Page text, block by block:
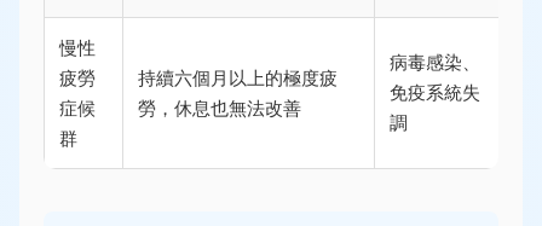
慢性
疲勞
症候
群
持續六個月以上的極度疲
勞，休息也無法改善
病毒感染、
免疫系統失
調